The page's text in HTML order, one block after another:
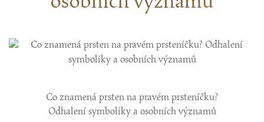
Co znamená prsten na pravém prsteníčku?
Odhalení symboliky a osobních významů